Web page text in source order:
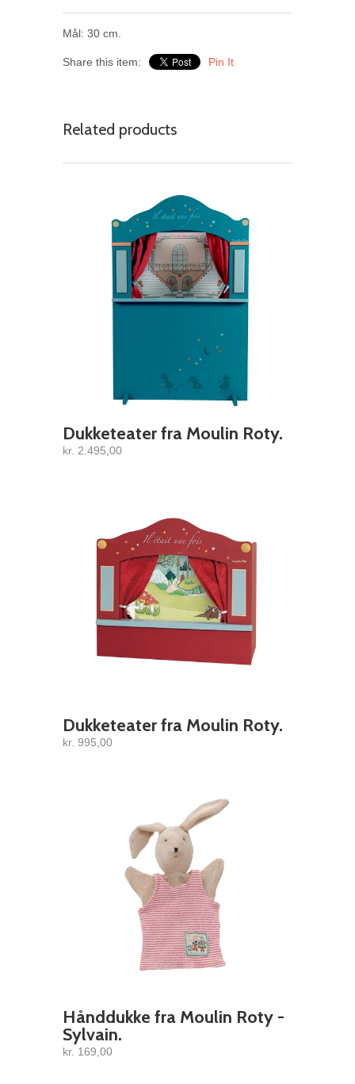
Mål: 30 cm.
Share this item: Pin It
Related products
Dukketeater fra Moulin Roty.
kr. 2.495,00
Dukketeater fra Moulin Roty.
kr. 995,00
Hånddukke fra Moulin Roty -
Sylvain.
kr. 169,00